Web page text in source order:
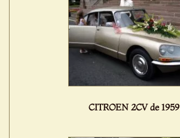
CITROEN 2CV de 1959